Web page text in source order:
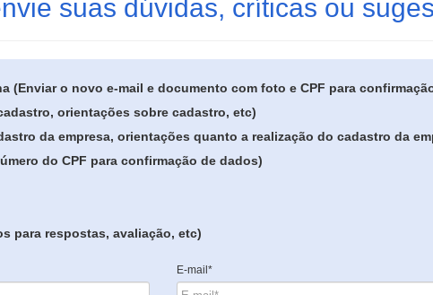
suas dúvidas, críticas ou
(Enviar o novo e-mail e documento com foto e CPF para
orientações sobre cadastro, etc)
da empresa, orientações quanto a realização do cadastro da
do CPF para confirmação de dados)
para respostas, avaliação, etc)
E-mail*